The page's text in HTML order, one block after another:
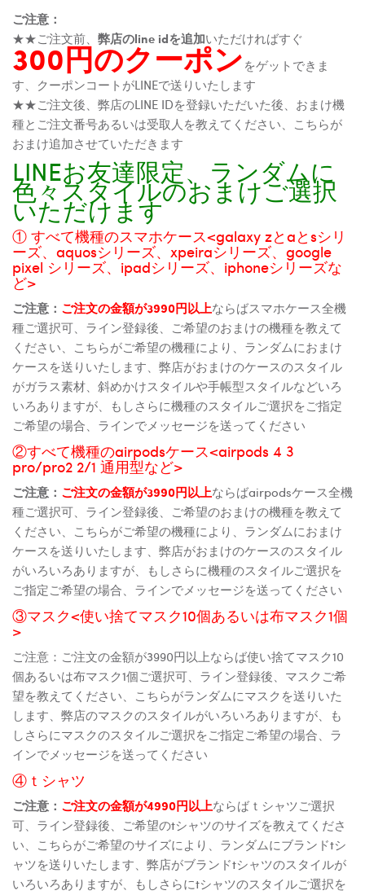
ご注意：
★★ご注文前、 弊店のline idを追加いただければすぐ
300円のクーポンをゲットできま
す、クーポンコートがLINEで送りいたします
★★ご注文後、弊店のLINE IDを登録いただいた後、おまけ機
種とご注文番号あるいは受取人を教えてください、こちらが
おまけ追加させていただきます
LINEお友達限定、ランダムに
色々スタイルのおまけご選択
いただけます
① すべて機種のスマホケース<galaxy zとaとsシリ
ーズ、aquosシリーズ、xpeiraシリーズ、google
pixel シリーズ、ipadシリーズ、iphoneシリーズな
ど>
ご注意： ご注文の金額が3990円以上ならばスマホケース全機
種ご選択可、ライン登録後、ご希望のおまけの機種を教えて
ください、こちらがご希望の機種により、ランダムにおまけ
ケースを送りいたします、弊店がおまけのケースのスタイル
がガラス素材、斜めかけスタイルや手帳型スタイルなどいろ
いろありますが、もしさらに機種のスタイルご選択をご指定
ご希望の場合、ラインでメッセージを送ってください
②すべて機種のairpodsケース<airpods 4 3
pro/pro2 2/1 通用型など>
ご注意： ご注文の金額が3990円以上ならばairpodsケース全機
種ご選択可、ライン登録後、ご希望のおまけの機種を教えて
ください、こちらがご希望の機種により、ランダムにおまけ
ケースを送りいたします、弊店がおまけのケースのスタイル
がいろいろありますが、もしさらに機種のスタイルご選択を
ご指定ご希望の場合、ラインでメッセージを送ってください
③マスク<使い捨てマスク10個あるいは布マスク1個
>
ご注意：ご注文の金額が3990円以上ならば使い捨てマスク10
個あるいは布マスク1個ご選択可、ライン登録後、マスクご希
望を教えてください、こちらがランダムにマスクを送りいた
します、弊店のマスクのスタイルがいろいろありますが、も
しさらにマスクのスタイルご選択をご指定ご希望の場合、ラ
インでメッセージを送ってください
④ｔシャツ
ご注意： ご注文の金額が4990円以上ならばｔシャツご選択
可、ライン登録後、ご希望のtシャツのサイズを教えてくださ
い、こちらがご希望のサイズにより、ランダムにブランドtシ
ャツを送りいたします、弊店がブランドtシャツのスタイルが
いろいろありますが、もしさらにtシャツのスタイルご選択を